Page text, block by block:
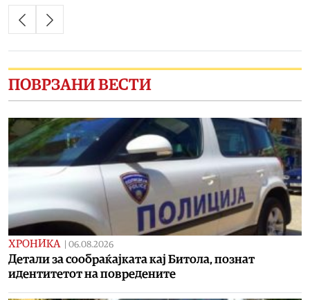
ПОВРЗАНИ ВЕСТИ
ХРОНИКА | 06.08.2026
Детали за сообраќајката кај Битола, познат
идентитетот на повредените